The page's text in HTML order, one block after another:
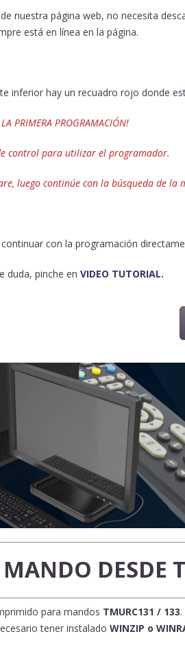
nuestra página web, no necesita
está en línea en la página.
inferior hay un recuadro rojo donde
PRIMERA PROGRAMACIÓN!
control para utilizar el programador.
luego continúe con la búsqueda de la
con la programación
duda, pinche en VIDEO TUTORIAL.
DESDE
para mandos TMURC131 / 133
tener instalado WINZIP o